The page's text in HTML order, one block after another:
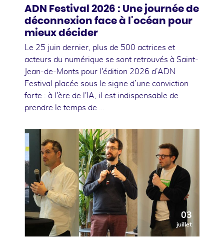
ADN Festival 2026 : Une journée de
déconnexion face à l'océan pour
mieux décider
Le 25 juin dernier, plus de 500 actrices et
acteurs du numérique se sont retrouvés à Saint-
Jean-de-Monts pour l'édition 2026 d’ADN
Festival placée sous le signe d’une conviction
forte : à l'ère de l'IA, il est indispensable de
prendre le temps de …
03
juillet